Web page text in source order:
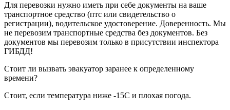
Для перевозки нужно иметь при себе документы на ваше
транспортное средство (птс или свидетельство о
регистрации), водительское удостоверение. Доверенность. Мы
не перевозим транспортные средства без документов. Без
документов мы перевозим только в присутствии инспектора
ГИБДД!
Стоит ли вызвать эвакуатор заранее к определенному
времени?
Стоит, если температура ниже -15С и плохая погода.